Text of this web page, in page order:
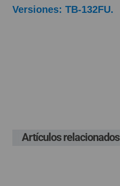
Versiones: TB-132FU.
Artículos relacionados